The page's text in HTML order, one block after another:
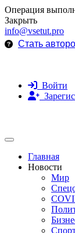
Операция
Закрыть
info@vsetut.pro
Стать
Войти
Toggle navigation
Главная
Новости
Мир